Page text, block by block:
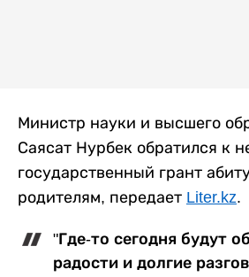
Министр науки и высшего
Саясат Нурбек обратился к
государственный грант
родителям, передает Liter.kz.
"Где-то сегодня будут
радости и долгие